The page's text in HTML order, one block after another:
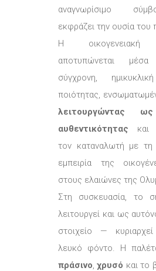
αναγνωρίσιμο
εκφράζει την ουσία του
Η οικογενειακή
αποτυπώνεται
σύγχρονη,
ποιότητας,
λειτουργώντας
αυθεντικότητας και
τον καταναλωτή με τη
εμπειρία της
στους ελαιώνες της
Στη συσκευασία, το
λειτουργεί και ως
στοιχείο —
λευκό φόντο. Η
πράσινο,χρυσό και το